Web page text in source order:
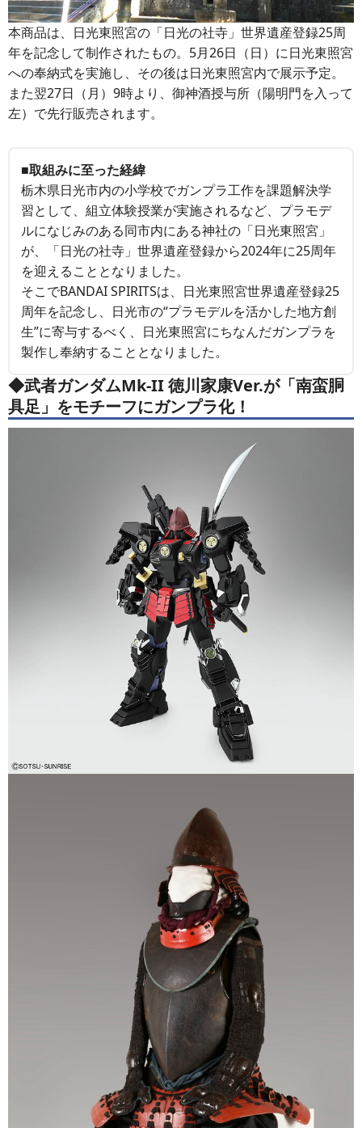
本商品は、日光東照宮の「日光の社寺」世界遺産登録25周
年を記念して制作されたもの。5月26日（日）に日光東照宮
への奉納式を実施し、その後は日光東照宮内で展示予定。
また翌27日（月）9時より、御神酒授与所（陽明門を入って
左）で先行販売されます。
■取組みに至った経緯
栃木県日光市内の小学校でガンプラ工作を課題解決学
習として、組立体験授業が実施されるなど、プラモデ
ルになじみのある同市内にある神社の「日光東照宮」
が、「日光の社寺」世界遺産登録から2024年に25周年
を迎えることとなりました。
そこでBANDAI SPIRITSは、日光東照宮世界遺産登録25
周年を記念し、日光市の“プラモデルを活かした地方創
生”に寄与するべく、日光東照宮にちなんだガンプラを
製作し奉納することとなりました。
◆武者ガンダムMk-II 徳川家康Ver.が「南蛮胴
具足」をモチーフにガンプラ化！